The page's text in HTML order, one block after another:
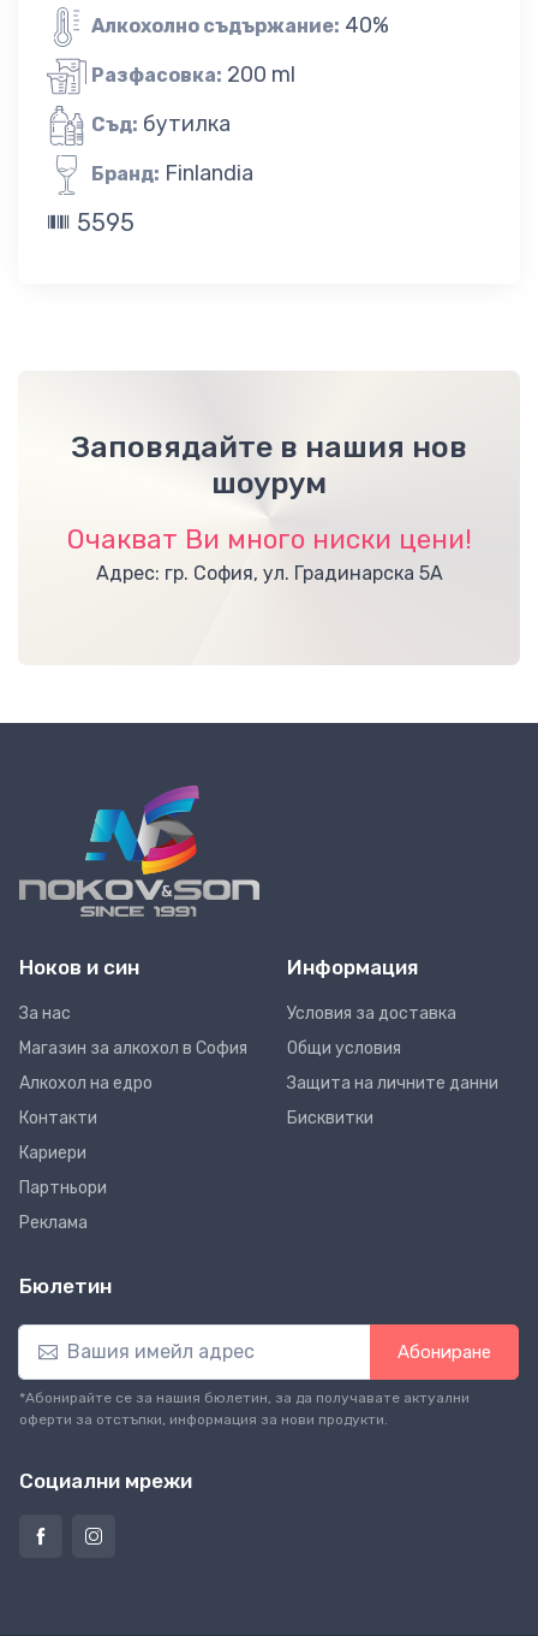
Алкохолно съдържание: 40%
Разфасовка: 200 ml
Съд: бутилка
Бранд: Finlandia
5595
Заповядайте в нашия нов
шоурум
Очакват Ви много ниски цени!
Адрес: гр. София, ул. Градинарска 5А
Ноков и син
За нас
Магазин за алкохол в София
Алкохол на едро
Контакти
Кариери
Партньори
Реклама
Информация
Условия за доставка
Общи условия
Защита на личните данни
Бисквитки
Бюлетин
Абониране
*Абонирайте се за нашия бюлетин, за да получавате актуални
оферти за отстъпки, информация за нови продукти.
Социални мрежи